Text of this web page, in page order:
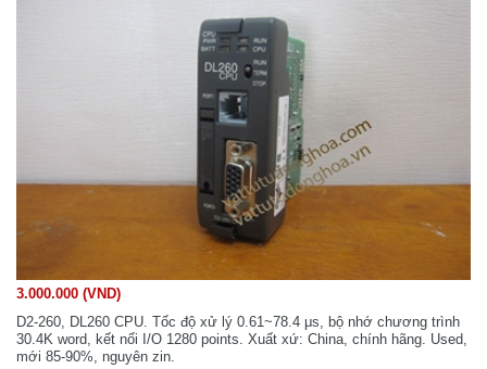
3.000.000 (VND)
D2-260, DL260 CPU. Tốc độ xử lý 0.61~78.4 μs, bộ nhớ chương trình
30.4K word, kết nối I/O 1280 points. Xuất xứ: China, chính hãng. Used,
mới 85-90%, nguyên zin.